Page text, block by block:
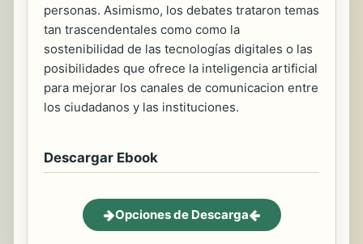
personas. Asimismo, los debates trataron temas
tan trascendentales como como la
sostenibilidad de las tecnologías digitales o las
posibilidades que ofrece la inteligencia artificial
para mejorar los canales de comunicacion entre
los ciudadanos y las instituciones.
Descargar Ebook
Opciones de Descarga